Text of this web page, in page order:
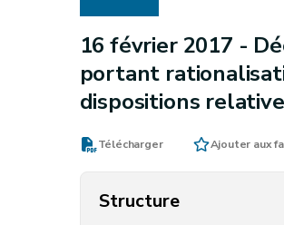
16 février 2017 -
portant
dispositions
Télécharger Ajouter aux
Structure